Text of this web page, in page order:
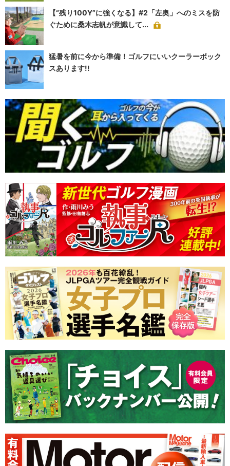
【“残り100Y”に強くなる】#2「左奥」へのミスを防
ぐために桑木志帆が意識して...
猛暑を前に今から準備！ゴルフにいいクーラーボック
スあります!!